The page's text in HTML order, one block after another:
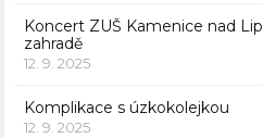
Koncert ZUŠ Kamenice nad
zahradě
12. 9. 2025
Komplikace s úzkokolejkou
12. 9. 2025